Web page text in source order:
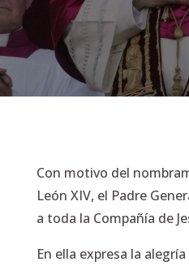
Con motivo del
León XIV, el Padre
a toda la Compañía de
En ella expresa la